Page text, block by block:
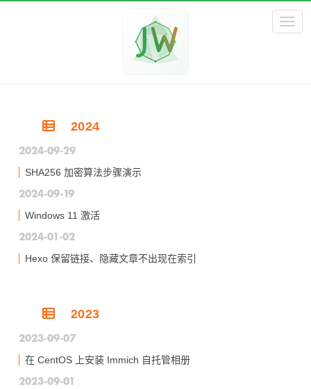
2024
2024-09-29
SHA256 加密算法步骤演示
2024-09-19
Windows 11 激活
2024-01-02
Hexo 保留链接、隐藏文章不出现在索引
2023
2023-09-07
在 CentOS 上安装 Immich 自托管相册
2023-09-01